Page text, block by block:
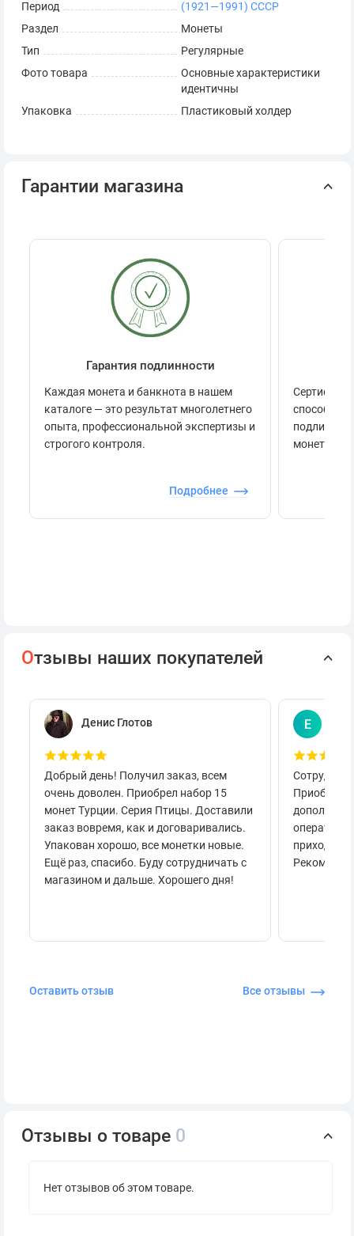
Период
(1921—1991) СССР
Раздел
Монеты
Тип
Регулярные
Фото товара
Основные характеристики
идентичны
Упаковка
Пластиковый холдер
Гарантии магазина
Гарантия подлинности
Каждая монета и банкнота в нашем
каталоге — это результат многолетнего
опыта, профессиональной экспертизы и
строгого контроля.
Подробнее
способов
монеты.
Отзывы наших покупателей
Денис Глотов
Добрый день! Получил заказ, всем
очень доволен. Приобрел набор 15
монет Турции. Серия Птицы. Доставили
заказ вовремя, как и договаривались.
Упакован хорошо, все монетки новые.
Ещё раз, спасибо. Буду сотрудничать с
магазином и дальше. Хорошего дня!
Е
приходило
Оставить отзыв Все отзывы
Отзывы о товаре 0
Нет отзывов об этом товаре.